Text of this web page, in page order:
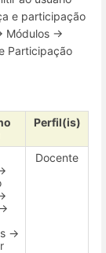
e participação
Módulos →
Participação
Perfil(is)
→
Docente